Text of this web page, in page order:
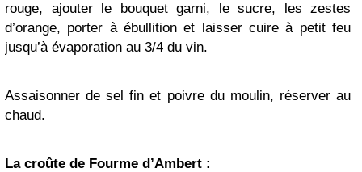
rouge, ajouter le bouquet garni, le sucre, les zestes
d’orange, porter à ébullition et laisser cuire à petit feu
jusqu’à évaporation au 3/4 du vin.
Assaisonner de sel fin et poivre du moulin, réserver au
chaud.
La croûte de Fourme d’Ambert :